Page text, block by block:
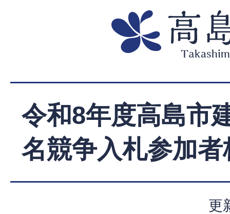
令和8年度高島市
名競争入札参加者
更